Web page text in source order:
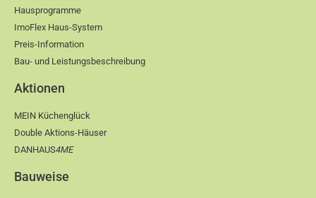
Hausprogramme
ImoFlex Haus-System
Preis-Information
Bau- und Leistungsbeschreibung
Aktionen
MEIN Küchenglück
Double Aktions-Häuser
DANHAUS4ME
Bauweise